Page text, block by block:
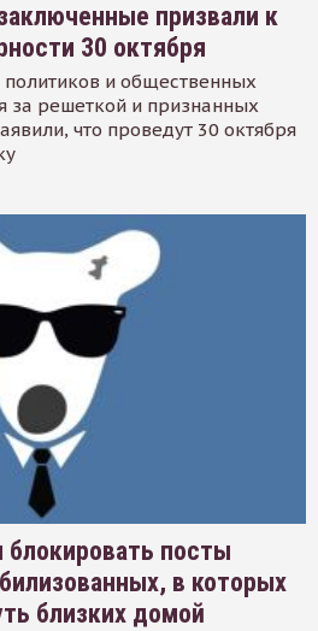
призвали к
30 октября
и общественных
за решеткой и признанных
что проведут 30 октября
блокировать посты
в которых
близких домой